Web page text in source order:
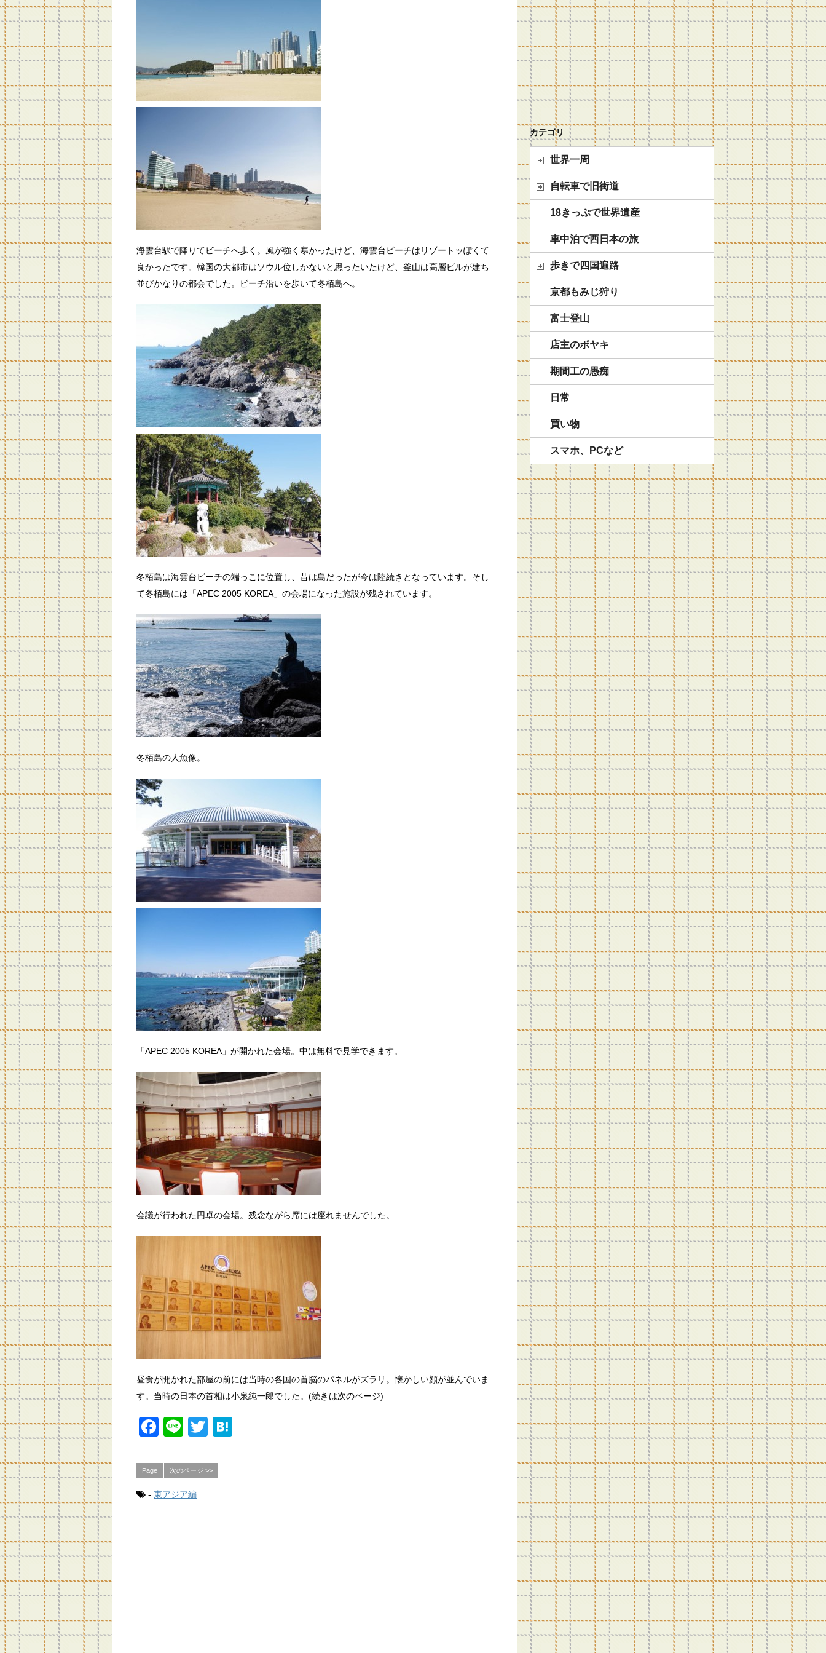
海雲台駅で降りてビーチへ歩く。風が強く寒かったけど、海雲台ビーチはリゾートッぽくて
良かったです。韓国の大都市はソウル位しかないと思ったいたけど、釜山は高層ビルが建ち
並びかなりの都会でした。ビーチ沿いを歩いて冬栢島へ。
冬栢島は海雲台ビーチの端っこに位置し、昔は島だったが今は陸続きとなっています。そし
て冬栢島には「APEC 2005 KOREA」の会場になった施設が残されています。
冬栢島の人魚像。
「APEC 2005 KOREA」が開かれた会場。中は無料で見学できます。
会議が行われた円卓の会場。残念ながら席には座れませんでした。
昼食が開かれた部屋の前には当時の各国の首脳のパネルがズラリ。懐かしい顔が並んでいま
す。当時の日本の首相は小泉純一郎でした。(続きは次のページ)
F
c
e
b
Li
e
T
tt
Page 次のページ >>
- 東アジア編
カテゴリ
世界一周
自転車で旧街道
18きっぷで世界遺産
車中泊で西日本の旅
歩きで四国遍路
京都もみじ狩り
富士登山
店主のボヤキ
期間工の愚痴
日常
買い物
スマホ、PCなど